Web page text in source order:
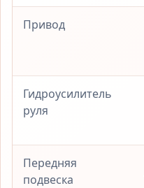
Привод
Гидроусилитель
руля
Передняя
подвеска